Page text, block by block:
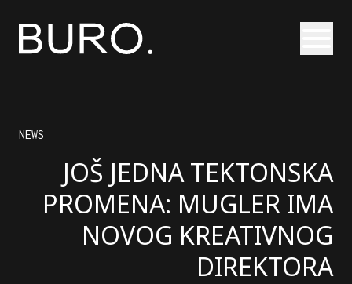
NEWS
JOŠ JEDNA TEKTONSKA
PROMENA: MUGLER IMA
NOVOG KREATIVNOG
DIREKTORA